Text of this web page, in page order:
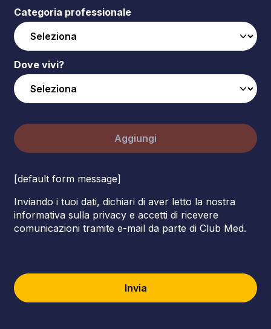
Categoria professionale
Dove vivi?
Aggiungi
[default form message]
Inviando i tuoi dati, dichiari di aver letto la nostra
informativa sulla privacy e accetti di ricevere
comunicazioni tramite e-mail da parte di Club Med.
Invia